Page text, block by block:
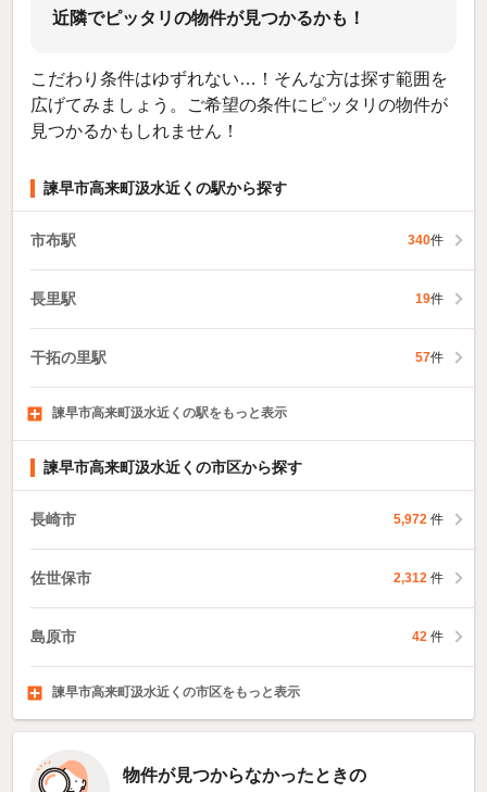
近隣でピッタリの物件が見つかるかも！
こだわり条件はゆずれない…！そんな方は探す範囲を
広げてみましょう。ご希望の条件にピッタリの物件が
見つかるかもしれません！
諫早市高来町汲水近くの駅から探す
市布駅 340件
長里駅 19件
干拓の里駅 57件
湯江駅30件
諫早駅1,046件
小長井駅2件
諫早市高来町汲水近くの駅をもっと表示
諫早市高来町汲水近くの市区から探す
長崎市 5,972 件
佐世保市 2,312 件
島原市 42 件
大村市1,260件
平戸市54件
松浦市12件
諫早市高来町汲水近くの市区をもっと表示
物件が見つからなかったときの